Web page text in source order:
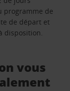
programme de
de départ et
disposition.
vous